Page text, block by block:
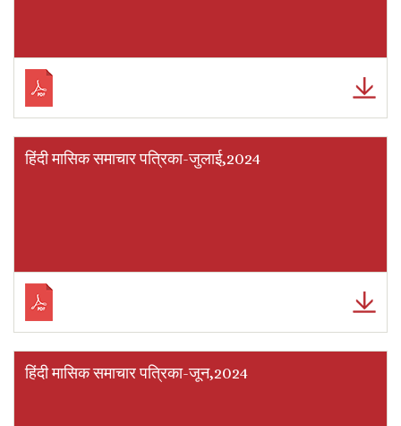
हिंदी मासिक समाचार पत्रिका-जुलाई,2024
हिंदी मासिक समाचार पत्रिका-जून,2024